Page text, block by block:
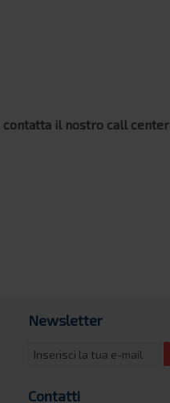
contatta il nostro call center
Newsletter
Contatti